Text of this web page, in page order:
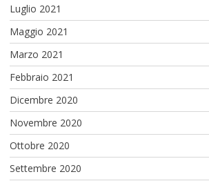
Luglio 2021
Maggio 2021
Marzo 2021
Febbraio 2021
Dicembre 2020
Novembre 2020
Ottobre 2020
Settembre 2020